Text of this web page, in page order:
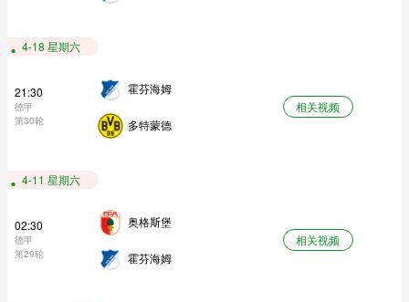
4-18 星期六
21:30
德甲
第30轮
霍芬海姆
多特蒙德
相关视频
4-11 星期六
02:30
德甲
第29轮
奥格斯堡
霍芬海姆
相关视频